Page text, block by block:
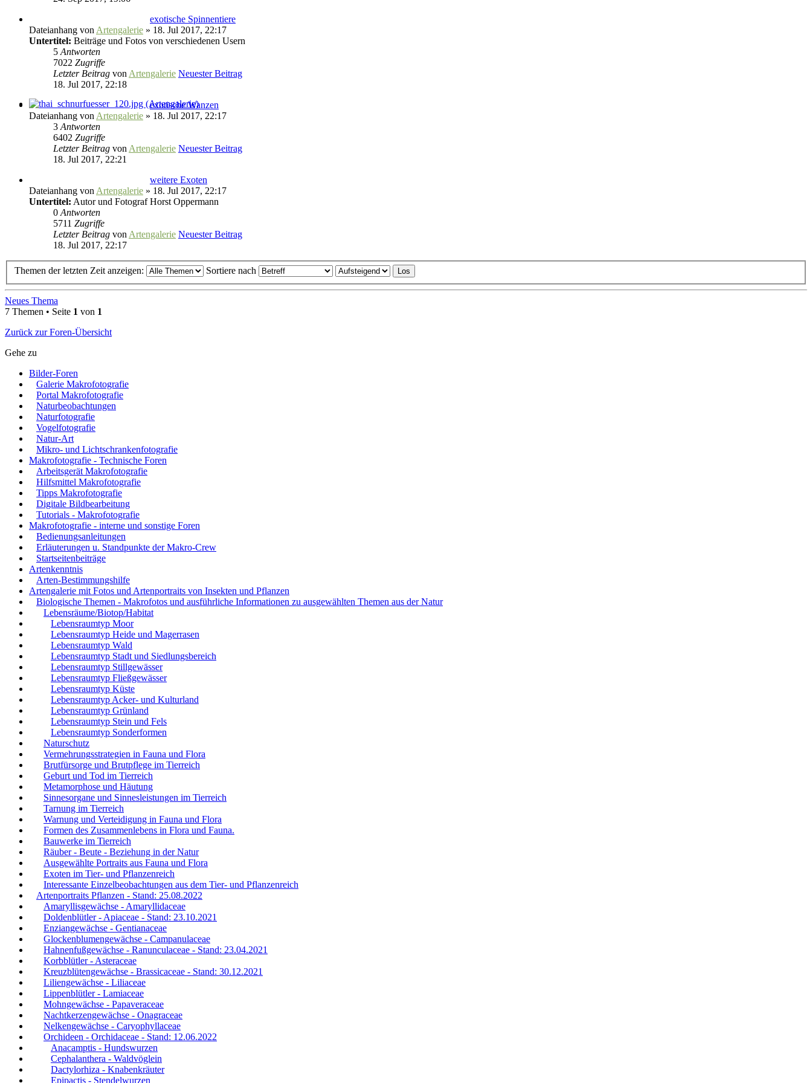
exotische Spinnentiere
Dateianhang von Artengalerie » 18. Jul 2017, 22:17
Untertitel: Beiträge und Fotos von verschiedenen Usern
5 Antworten
7022 Zugriffe
Letzter Beitrag von Artengalerie Neuester Beitrag
18. Jul 2017, 22:18
exotische Wanzen
Dateianhang von Artengalerie » 18. Jul 2017, 22:17
3 Antworten
6402 Zugriffe
Letzter Beitrag von Artengalerie Neuester Beitrag
18. Jul 2017, 22:21
weitere Exoten
Dateianhang von Artengalerie » 18. Jul 2017, 22:17
Untertitel: Autor und Fotograf Horst Oppermann
0 Antworten
5711 Zugriffe
Letzter Beitrag von Artengalerie Neuester Beitrag
18. Jul 2017, 22:17
Themen der letzten Zeit anzeigen: Sortiere nach
Neues Thema
7 Themen • Seite 1 von 1
Zurück zur Foren-Übersicht
Gehe zu
Bilder-Foren
Galerie Makrofotografie
Portal Makrofotografie
Naturbeobachtungen
Naturfotografie
Vogelfotografie
Natur-Art
Mikro- und Lichtschrankenfotografie
Makrofotografie - Technische Foren
Arbeitsgerät Makrofotografie
Hilfsmittel Makrofotografie
Tipps Makrofotografie
Digitale Bildbearbeitung
Tutorials - Makrofotografie
Makrofotografie - interne und sonstige Foren
Bedienungsanleitungen
Erläuterungen u. Standpunkte der Makro-Crew
Startseitenbeiträge
Artenkenntnis
Arten-Bestimmungshilfe
Artengalerie mit Fotos und Artenportraits von Insekten und Pflanzen
Biologische Themen - Makrofotos und ausführliche Informationen zu ausgewählten Themen aus der Natur
Lebensräume/Biotop/Habitat
Lebensraumtyp Moor
Lebensraumtyp Heide und Magerrasen
Lebensraumtyp Wald
Lebensraumtyp Stadt und Siedlungsbereich
Lebensraumtyp Stillgewässer
Lebensraumtyp Fließgewässer
Lebensraumtyp Küste
Lebensraumtyp Acker- und Kulturland
Lebensraumtyp Grünland
Lebensraumtyp Stein und Fels
Lebensraumtyp Sonderformen
Naturschutz
Vermehrungsstrategien in Fauna und Flora
Brutfürsorge und Brutpflege im Tierreich
Geburt und Tod im Tierreich
Metamorphose und Häutung
Sinnesorgane und Sinnesleistungen im Tierreich
Tarnung im Tierreich
Warnung und Verteidigung in Fauna und Flora
Formen des Zusammenlebens in Flora und Fauna.
Bauwerke im Tierreich
Räuber - Beute - Beziehung in der Natur
Ausgewählte Portraits aus Fauna und Flora
Exoten im Tier- und Pflanzenreich
Interessante Einzelbeobachtungen aus dem Tier- und Pflanzenreich
Artenportraits Pflanzen - Stand: 25.08.2022
Amaryllisgewächse - Amaryllidaceae
Doldenblütler - Apiaceae - Stand: 23.10.2021
Enziangewächse - Gentianaceae
Glockenblumengewächse - Campanulaceae
Hahnenfußgewächse - Ranunculaceae - Stand: 23.04.2021
Korbblütler - Asteraceae
Kreuzblütengewächse - Brassicaceae - Stand: 30.12.2021
Liliengewächse - Liliaceae
Lippenblütler - Lamiaceae
Mohngewächse - Papaveraceae
Nachtkerzengewächse - Onagraceae
Nelkengewächse - Caryophyllaceae
Orchideen - Orchidaceae - Stand: 12.06.2022
Anacamptis - Hundswurzen
Cephalanthera - Waldvöglein
Dactylorhiza - Knabenkräuter
Epipactis - Stendelwurzen